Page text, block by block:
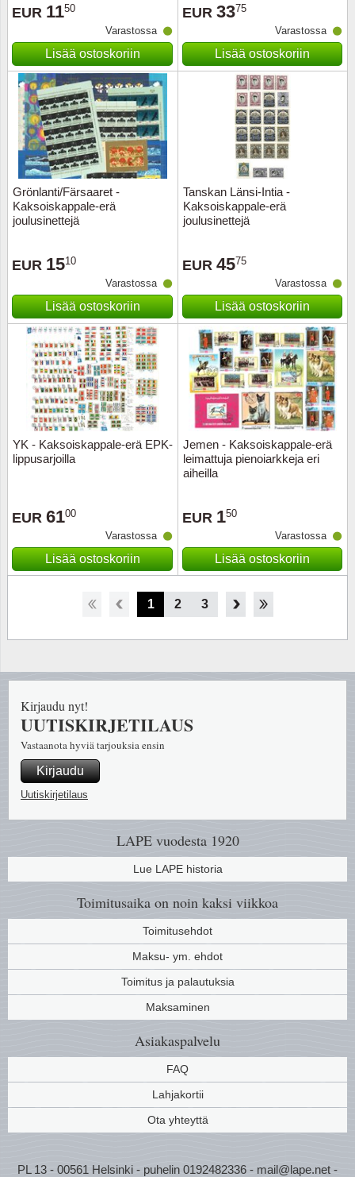
EUR 1150
Varastossa
Lisää ostoskoriin
EUR 3375
Varastossa
Lisää ostoskoriin
Grönlanti/Färsaaret -
Kaksoiskappale-erä
joulusinettejä
EUR 1510
Varastossa
Lisää ostoskoriin
Tanskan Länsi-Intia -
Kaksoiskappale-erä
joulusinettejä
EUR 4575
Varastossa
Lisää ostoskoriin
YK - Kaksoiskappale-erä EPK-
lippusarjoilla
EUR 6100
Varastossa
Lisää ostoskoriin
Jemen - Kaksoiskappale-erä
leimattuja pienoiarkkeja eri
aiheilla
EUR 150
Varastossa
Lisää ostoskoriin
1 2 3 4
LAPE vuodesta 1920
Lue LAPE historia
Toimitusaika on noin kaksi viikkoa
Toimitusehdot
Maksu- ym. ehdot
Toimitus ja palautuksia
Maksaminen
Asiakaspalvelu
FAQ
Lahjakortii
Ota yhteyttä
Kirjaudu nyt!
UUTISKIRJETILAUS
Vastaanota hyviä tarjouksia ensin
Kirjaudu
Uutiskirjetilaus
PL 13 - 00561 Helsinki - puhelin 0192482336 - mail@lape.net -